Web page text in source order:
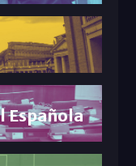
Española